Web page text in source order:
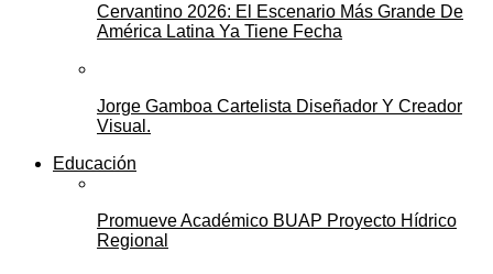
Cervantino 2026: El Escenario Más Grande De
América Latina Ya Tiene Fecha
Jorge Gamboa Cartelista Diseñador Y Creador
Visual.
Educación
Promueve Académico BUAP Proyecto Hídrico
Regional